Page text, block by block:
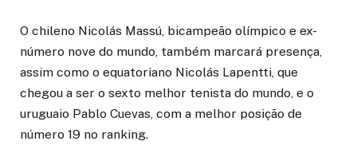
O chileno Nicolás Massú, bicampeão olímpico e ex-
número nove do mundo, também marcará presença,
assim como o equatoriano Nicolás Lapentti, que
chegou a ser o sexto melhor tenista do mundo, e o
uruguaio Pablo Cuevas, com a melhor posição de
número 19 no ranking.